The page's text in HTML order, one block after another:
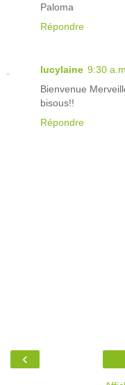
Paloma
Répondre
lucylaine 9:30
Bienvenue
bisous!!
Répondre
‹